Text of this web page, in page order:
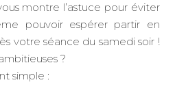
montre l’astuce pour éviter
pouvoir espérer partir en
votre séance du samedi soir !
?
simple :